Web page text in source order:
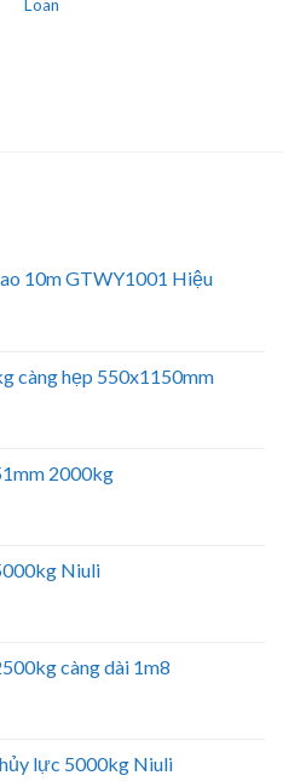
Loan
10m GTWY1001 Hiệu
càng hẹp 550x1150mm
2000kg
Niuli
càng dài 1m8
lực 5000kg Niuli